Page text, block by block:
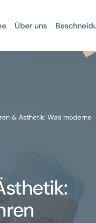
Über uns
& Ästhetik: Was moderne